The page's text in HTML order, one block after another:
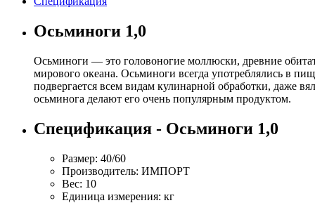
Осьминоги 1,0
Осьминоги — это головоногие моллюски, древние
мирового океана. Осьминоги всегда употреблялись в
подвергается всем видам кулинарной обработки, даже
осьминога делают его очень популярным продуктом.
Спецификация - Осьминоги 1,0
Размер: 40/60
Производитель: ИМПОРТ
Вес: 10
Единица измерения: кг